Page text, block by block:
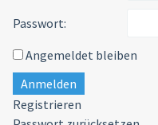
Passwort:
Angemeldet bleiben
Anmelden
Registrieren